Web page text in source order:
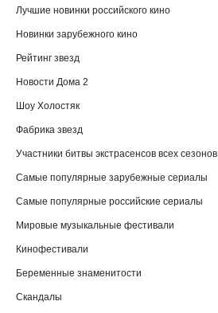
Лучшие новинки российского кино
Новинки зарубежного кино
Рейтинг звезд
Новости Дома 2
Шоу Холостяк
Фабрика звезд
Участники битвы экстрасенсов всех сезонов
Самые популярные зарубежные сериалы
Самые популярные российские сериалы
Мировые музыкальные фестивали
Кинофестивали
Беременные знаменитости
Скандалы